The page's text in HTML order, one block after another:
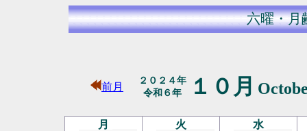
六曜・月
前月
２０２４年
令和６年
１０月
月
火
水